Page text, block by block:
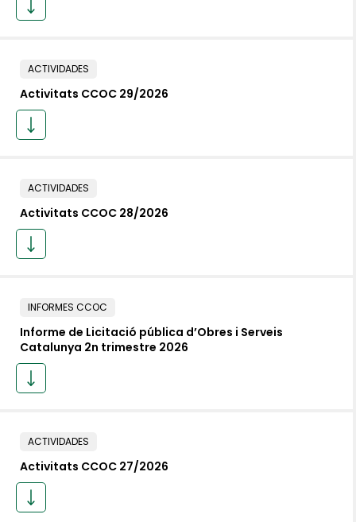
ACTIVIDADES
Activitats CCOC 29/2026
ACTIVIDADES
Activitats CCOC 28/2026
INFORMES CCOC
Informe de Licitació pública d’Obres i Serveis
Catalunya 2n trimestre 2026
ACTIVIDADES
Activitats CCOC 27/2026